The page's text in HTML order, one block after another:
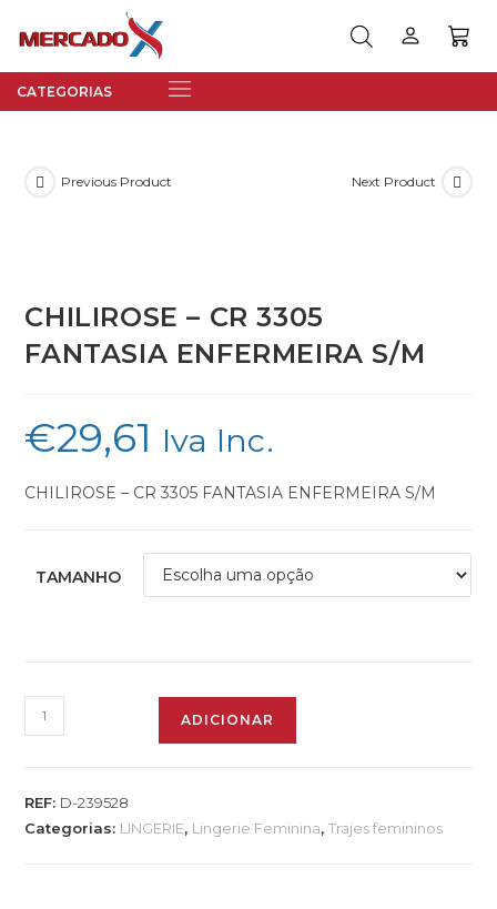
Previous Product Next Product
CHILIROSE – CR 3305
FANTASIA ENFERMEIRA S/M
€29,61 Iva Inc.
CHILIROSE – CR 3305 FANTASIA ENFERMEIRA S/M
TAMANHO
ADICIONAR
REF: D-239528
Categorias: LINGERIE, Lingerie Feminina,Trajes femininos